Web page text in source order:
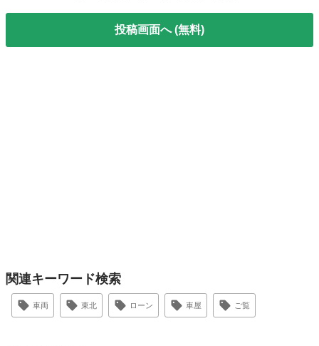
投稿画面へ (無料)
関連キーワード検索
車両 東北 ローン 車屋 ご覧